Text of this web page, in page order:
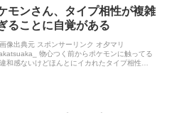
モンさん、タイプ相性が複雑
ることに自覚がある
画像出典元 スポンサーリンク オ夕マリ
物心つく前からポケモンに触ってる
和感ないけどほんとにイカれたタイプ相性し